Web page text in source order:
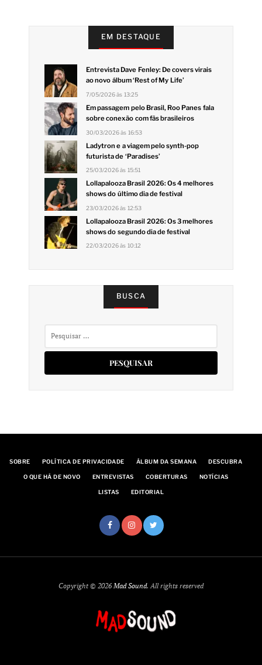
EM DESTAQUE
Entrevista Dave Fenley: De covers virais
ao novo álbum ‘Rest of My Life’
7/05/2026 às 13:25
Em passagem pelo Brasil, Roo Panes fala
sobre conexão com fãs brasileiros
30/03/2026 às 16:53
Ladytron e a viagem pelo synth-pop
futurista de ‘Paradises’
25/03/2026 às 15:51
Lollapalooza Brasil 2026: Os 4 melhores
shows do último dia de festival
23/03/2026 às 12:53
Lollapalooza Brasil 2026: Os 3 melhores
shows do segundo dia de festival
22/03/2026 às 10:12
BUSCA
SOBRE POLÍTICA DE PRIVACIDADE ÁLBUM DA SEMANA DESCUBRA
O QUE HÁ DE NOVO ENTREVISTAS COBERTURAS NOTÍCIAS
LISTAS EDITORIAL
Copyright © 2026Mad Sound. All rights reserved